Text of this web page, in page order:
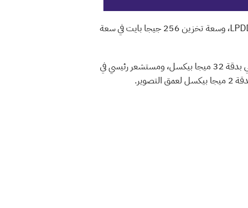
كما يدعم الهاتف معالج Snapdragon 888 Plus، وذاكرة عشوائية 12 جيجا بايت رام في ذاكرة LPDDR5، وسعة تخزين 256 جيجا بايت في سعة
ويدعم الهاتف بطارية بقدرة 4400 mAh، وتقنية الشحن السريع بقدرة 68W، كما يأتي بكاميرة سيلفي بدقة 32 ميجا بيكسل، ومستشعر رئيسي في